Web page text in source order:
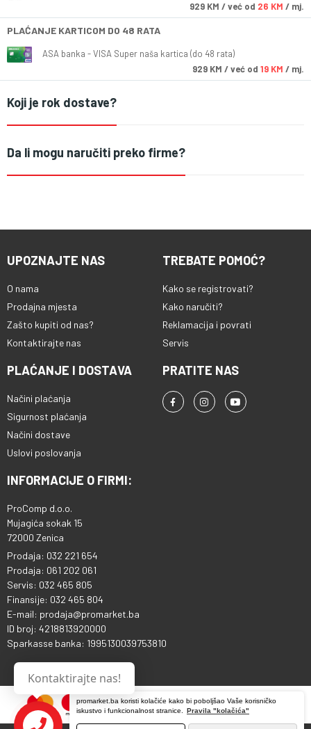
promarket.ba koristi kolačiće kako bi poboljšao Vaše korisničko
iskustvo i funkcionalnost stranice.
Pravila "kolačića"
929 KM / već od 26 KM / mj.
PLAĆANJE KARTICOM DO 48 RATA
ASA banka - VISA Super naša kartica (do 48 rata)
929 KM / već od 19 KM / mj.
Koji je rok dostave?
Da li mogu naručiti preko firme?
UPOZNAJTE NAS
O nama
Prodajna mjesta
Zašto kupiti od nas?
Kontaktirajte nas
TREBATE POMOĆ?
Kako se registrovati?
Kako naručiti?
Reklamacija i povrati
Servis
PLAĆANJE I DOSTAVA
Načini plaćanja
Sigurnost plaćanja
Načini dostave
Uslovi poslovanja
PRATITE NAS
INFORMACIJE O FIRMI:
ProComp d.o.o.
Mujagića sokak 15
72000 Zenica
Prodaja: 032 221 654
Prodaja: 061 202 061
Servis: 032 465 805
Finansije: 032 465 804
E-mail: prodaja@promarket.ba
ID broj: 4218813920000
Sparkasse banka: 1995130039753810
Kontaktirajte nas!